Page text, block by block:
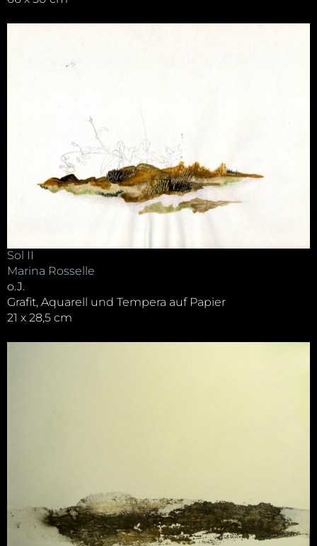
Sol II
Marina Rosselle
o.J.
Grafit, Aquarell und Tempera auf Papier
21 x 28,5 cm